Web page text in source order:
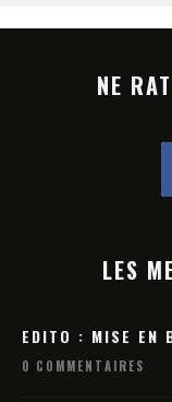
NE
LES
EDITO : MISE EN
0 COMMENTAIRES